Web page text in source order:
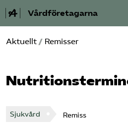
Vårdföretagarna
Välfärdskriminalitet
Valmanifest
Aktuellt / Remisser
Sjukvård Remiss